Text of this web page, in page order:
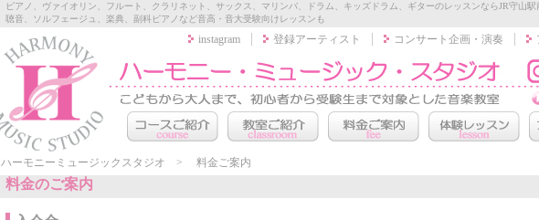
ピアノ、ヴァイオリン、フルート、クラリネット、サックス、マリンバ、ドラム、キッズドラム、ギターのレッスンならJR守山
聴音、ソルフェージュ、楽典、副科ピアノなど音高・音大受験向けレッスンも
instagram 登録アーティスト コンサート企画・演奏
ハーモニーミュージックスタジオ > 料金ご案内
料金のご案内